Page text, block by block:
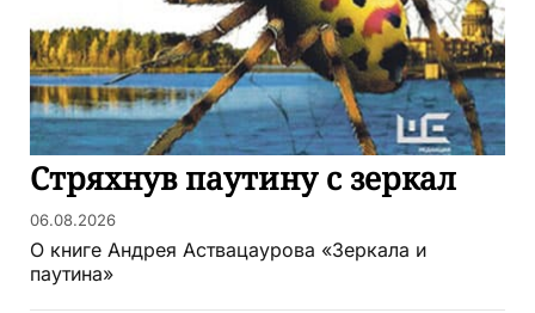
Стряхнув паутину с зеркал
06.08.2026
О книге Андрея Аствацаурова «Зеркала и
паутина»